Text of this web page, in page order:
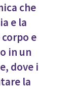
che
e la
e
in un
dove i
la